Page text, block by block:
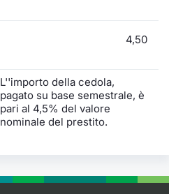
4,50
L''importo della cedola,
pagato su base semestrale, è
pari al 4,5% del valore
nominale del prestito.